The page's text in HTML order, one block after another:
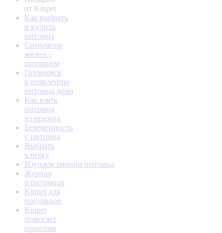
от Kinpet
Как выбрать
и купить
питомца
Симулятор
жизни с
питомцем
Готовимся
к появлению
питомца дома
Как взять
питомца
из приюта
Беременность
у питомца
Выбрать
кличку
Изучаем эмоции питомца
Журнал
о питомцах
Kinpet для
продавцов
Kinpet
помогает
приютам